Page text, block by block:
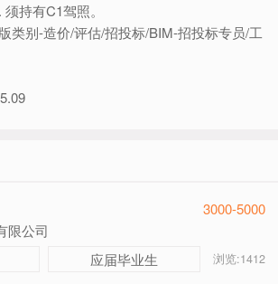
持有C1驾照。
类别-造价/评估/招投标/BIM-招投标专员/工
3000-5000
限公司
应届毕业生 浏览:1412